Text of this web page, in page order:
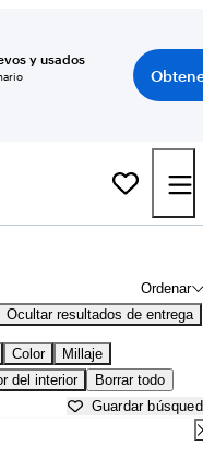
y usados
Ordenar
Ocultar resultados de entrega
Color
Millaje
del interior Borrar todo
Guardar